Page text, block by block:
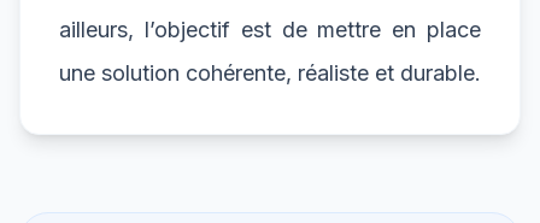
ailleurs, l’objectif est de mettre en place
une solution cohérente, réaliste et durable.